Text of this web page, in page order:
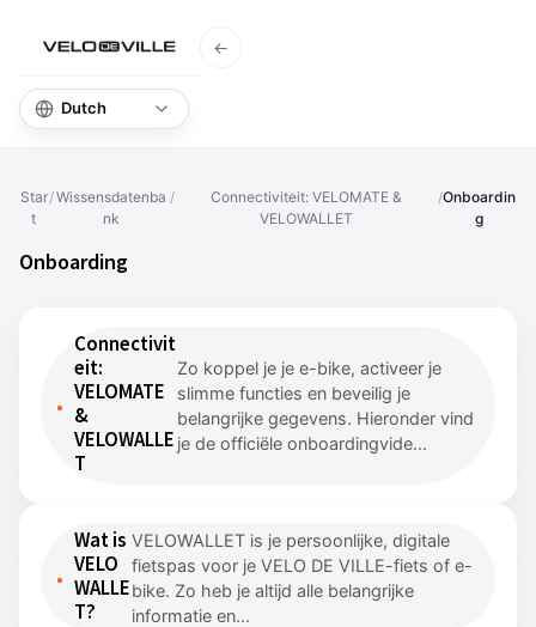
←
Star
t
/Wissensdatenba
nk
/
Connectiviteit: VELOMATE &
VELOWALLET
/Onboardin
g
Onboarding
Connectivit
eit:
VELOMATE
&
VELOWALLE
T
Zo koppel je je e-bike, activeer je
slimme functies en beveilig je
belangrijke gegevens. Hieronder vind
je de officiële onboardingvide...
Wat is
VELO
WALLE
T?
VELOWALLET is je persoonlijke, digitale
fiets­pas voor je VELO DE VILLE-fiets of e-
bike. Zo heb je altijd alle belangrijke
informatie en...